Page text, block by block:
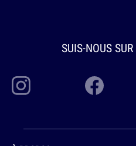
SUIS-NOUS SUR